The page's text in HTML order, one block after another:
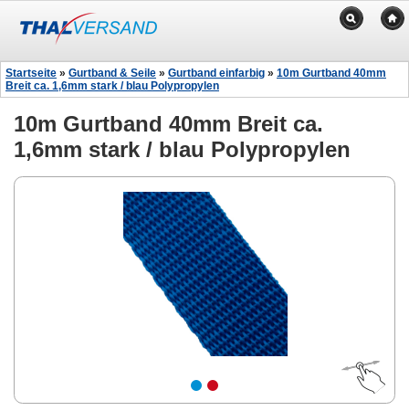
Startseite » Gurtband & Seile » Gurtband einfarbig » 10m Gurtband 40mm
Breit ca. 1,6mm stark / blau Polypropylen
10m Gurtband 40mm Breit ca.
1,6mm stark / blau Polypropylen